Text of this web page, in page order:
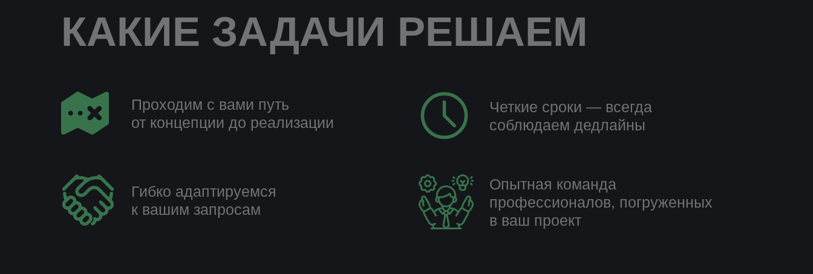
КАКИЕ ЗАДАЧИ РЕШАЕМ
Опытная команда
профессионалов, погруженных
в ваш проект
Четкие сроки — всегда
соблюдаем дедлайны
Проходим с вами путь
от концепции до реализации
Гибко адаптируемся
к вашим запросам